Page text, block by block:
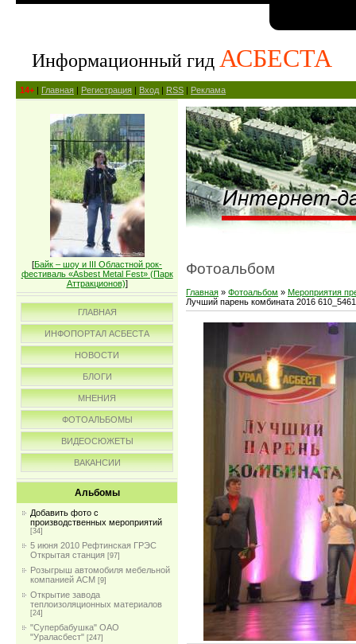
Информационный гид АСБЕСТА
14+ | Главная | Регистрация | Вход | RSS | Реклама
[Байк – шоу и III Областной рок-
фестиваль «Asbest Metal Fest» (Парк
Аттракционов)]
ГЛАВНАЯ
ИНФОПОРТАЛ АСБЕСТА
НОВОСТИ
БЛОГИ
МНЕНИЯ
ФОТОАЛЬБОМЫ
ВИДЕОСЮЖЕТЫ
ВАКАНСИИ
Альбомы
Добавить фото с
производственных мероприятий
[34]
5 июня 2010 Рефтинская ГРЭС
Открытая станция [97]
Розыгрыш автомобиля мебельной
компанией АСМ [9]
Открытие завода
теплоизоляционных материалов
[24]
"Супербабушка" ОАО
"Ураласбест" [247]
Фотоальбом
Главная » Фотоальбом » Мероприятия
Лучший парень комбината 2016 610_5461